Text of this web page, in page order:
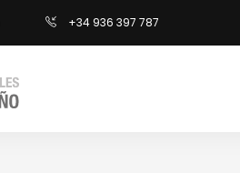
+34 936 397 787